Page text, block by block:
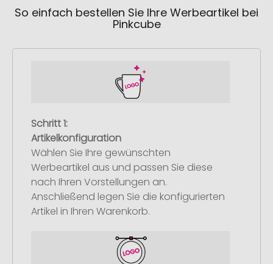
So einfach bestellen Sie Ihre Werbeartikel bei
Pinkcube
Schritt 1:
Artikelkonfiguration
Wählen Sie Ihre gewünschten
Werbeartikel aus und passen Sie diese
nach Ihren Vorstellungen an.
Anschließend legen Sie die konfigurierten
Artikel in Ihren Warenkorb.